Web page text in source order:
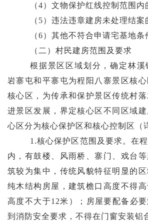
（4）文物保护红线控制范围内
（ 5）违法违章建房未处理结案
（6）其他不符合申请宅基地条
（ 二 ） 村民建房范围及要求
根据景区区域划分，确定林溪
岩寨屯和平寨屯为程阳八寨景区核心
核心区，为传承和保护景区传统村
进景区发展，界定核心区不同区域
心区分为核心保护区和核心控制区（
1.核心保护 区范围及要求。在
内， 有鼓楼
风雨桥、寨门、戏台
筑较为集中，传统风貌特征明显 的
纯木结构房屋，建筑檐口高度不得高
高度不大于12米）；
房屋要配备必
到消防安全要求，不得在门窗安装铝